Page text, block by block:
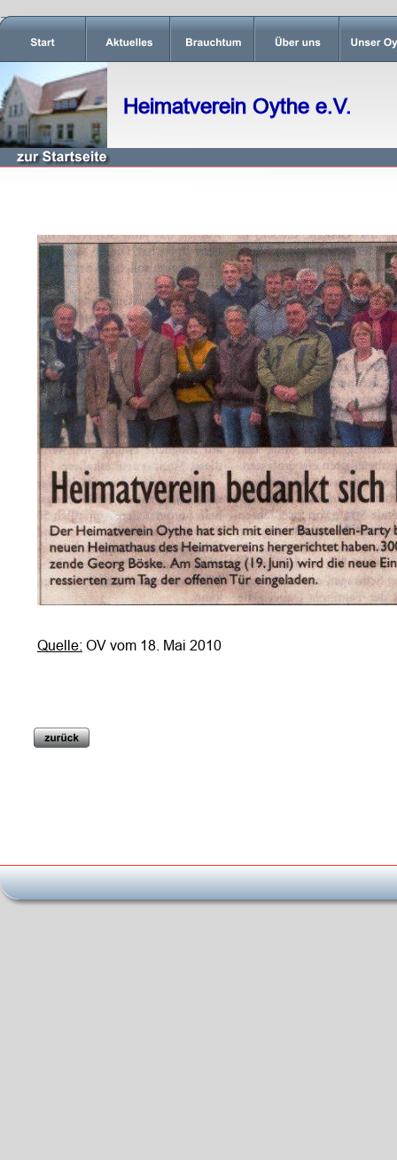
Heimatverein Oythe e.V.
Quelle: OV vom 18. Mai 2010